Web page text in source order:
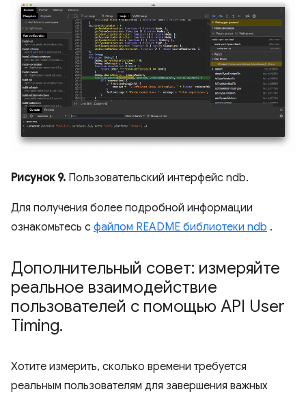
Рисунок 9. Пользовательский интерфейс ndb.
Для получения более подробной информации
ознакомьтесь с файлом README библиотеки ndb .
Дополнительный совет: измеряйте
реальное взаимодействие
пользователей с помощью API User
Timing.
Хотите измерить, сколько времени требуется
реальным пользователям для завершения важных